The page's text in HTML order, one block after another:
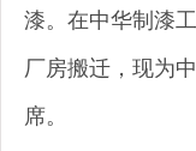
漆。在中华制漆
厂房搬迁，现为
席。